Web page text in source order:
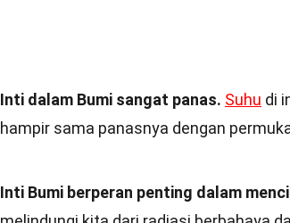
Inti dalam Bumi sangat panas. Suhu di
hampir sama panasnya dengan
Inti Bumi berperan penting dalam